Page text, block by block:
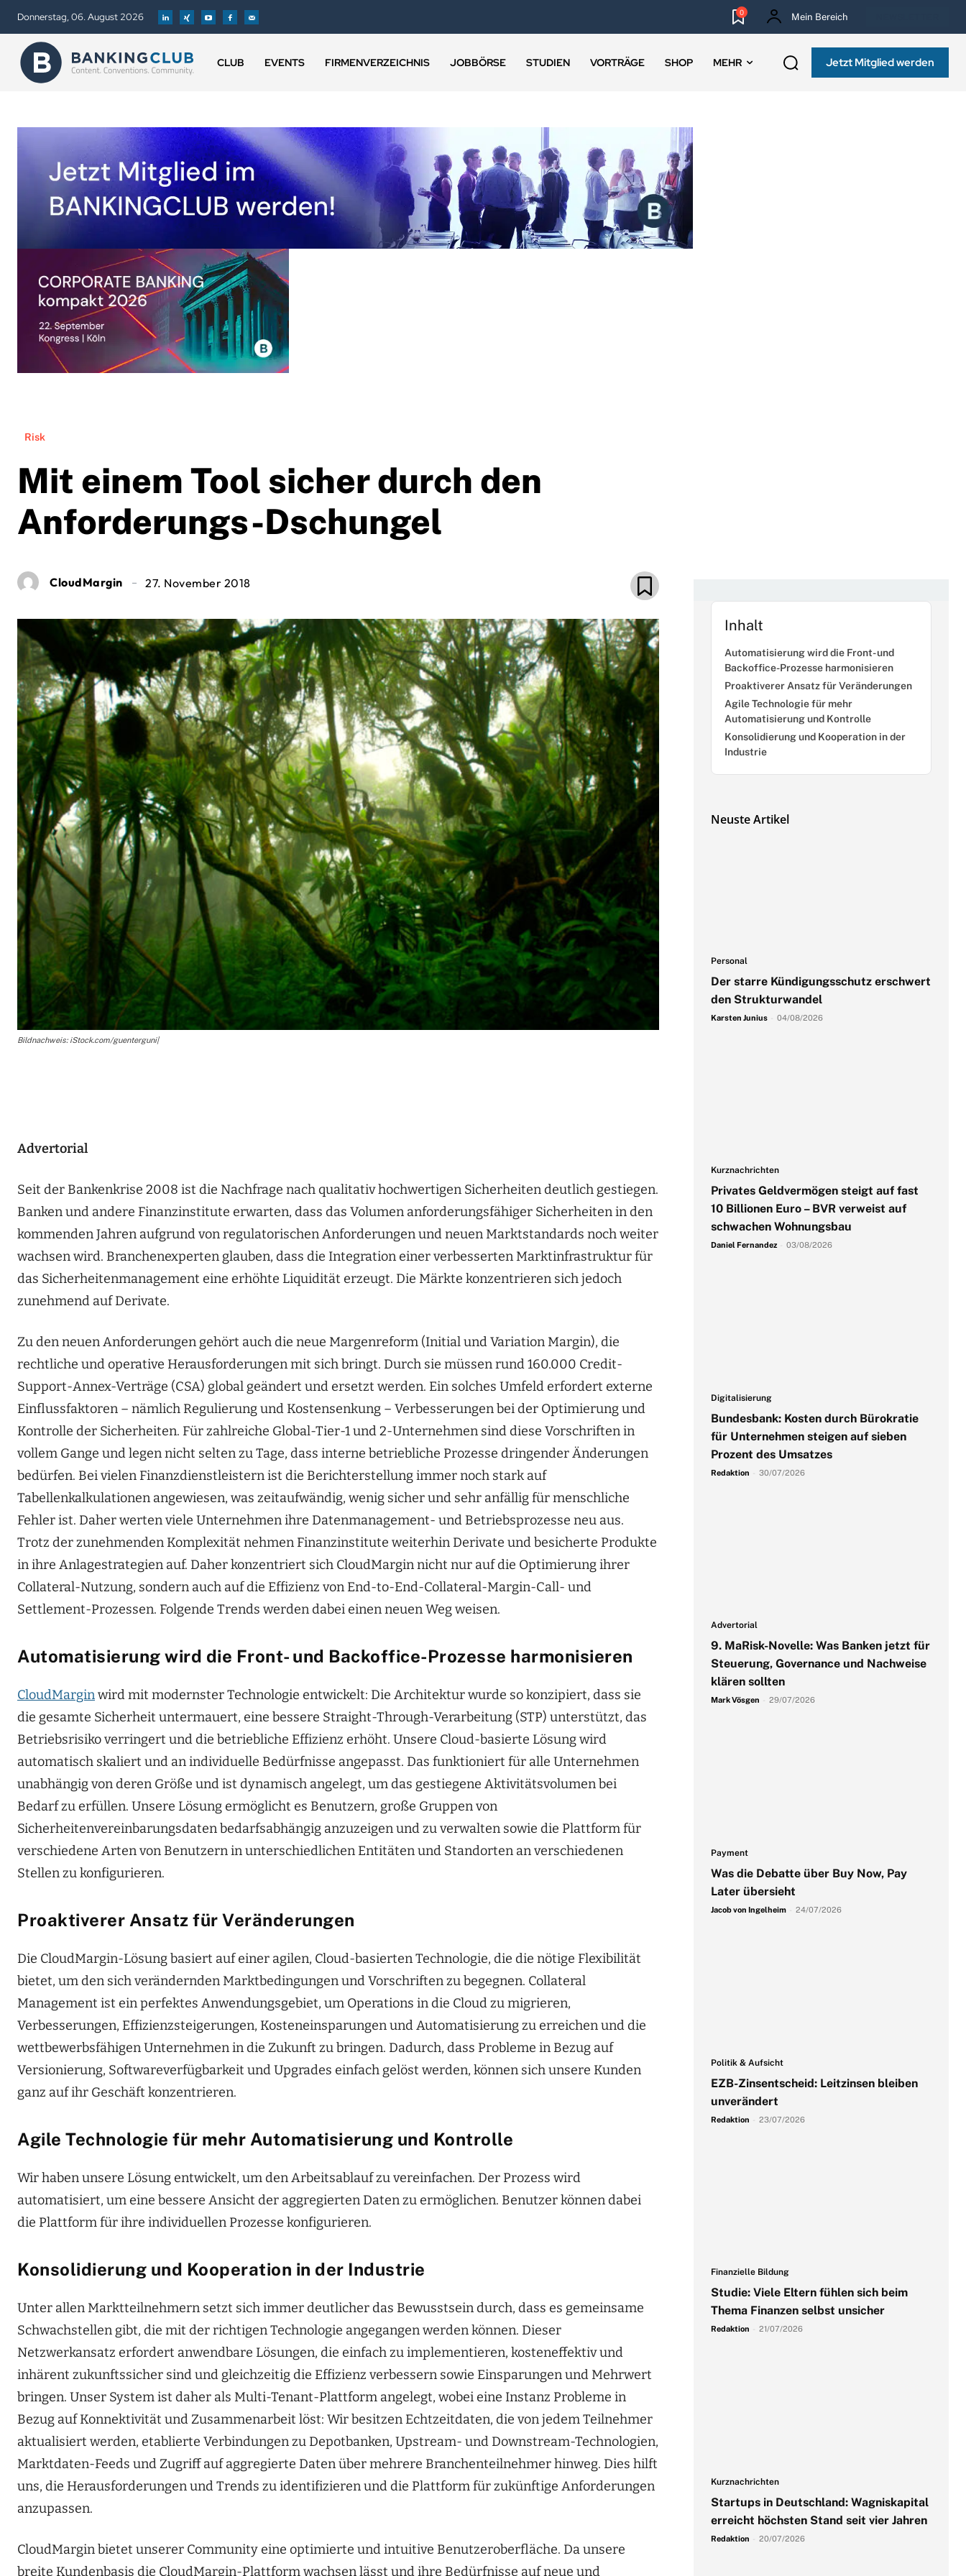
Donnerstag, 06. August 2026 0 Mein Bereich
CLUB EVENTS FIRMENVERZEICHNIS JOBBÖRSE STUDIEN VORTRÄGE SHOP MEHR Jetzt Mitglied werden
Risk
Mit einem Tool sicher durch den
Anforderungs-Dschungel
CloudMargin 27. November 2018
Bildnachweis: iStock.com/guenterguni|
Advertorial
Seit der Bankenkrise 2008 ist die Nachfrage nach qualitativ hochwertigen Sicherheiten deutlich gestiegen.
Banken und andere Finanzinstitute erwarten, dass das Volumen anforderungsfähiger Sicherheiten in den
kommenden Jahren aufgrund von regulatorischen Anforderungen und neuen Marktstandards noch weiter
wachsen wird. Branchenexperten glauben, dass die Integration einer verbesserten Marktinfrastruktur für
das Sicherheitenmanagement eine erhöhte Liquidität erzeugt. Die Märkte konzentrieren sich jedoch
zunehmend auf Derivate.
Zu den neuen Anforderungen gehört auch die neue Margenreform (Initial und Variation Margin), die
rechtliche und operative Herausforderungen mit sich bringt. Durch sie müssen rund 160.000 Credit-
Support-Annex-Verträge (CSA) global geändert und ersetzt werden. Ein solches Umfeld erfordert externe
Einflussfaktoren – nämlich Regulierung und Kostensenkung – Verbesserungen bei der Optimierung und
Kontrolle der Sicherheiten. Für zahlreiche Global-Tier-1 und 2-Unternehmen sind diese Vorschriften in
vollem Gange und legen nicht selten zu Tage, dass interne betriebliche Prozesse dringender Änderungen
bedürfen. Bei vielen Finanzdienstleistern ist die Berichterstellung immer noch stark auf
Tabellenkalkulationen angewiesen, was zeitaufwändig, wenig sicher und sehr anfällig für menschliche
Fehler ist. Daher werten viele Unternehmen ihre Datenmanagement- und Betriebsprozesse neu aus.
Trotz der zunehmenden Komplexität nehmen Finanzinstitute weiterhin Derivate und besicherte Produkte
in ihre Anlagestrategien auf. Daher konzentriert sich CloudMargin nicht nur auf die Optimierung ihrer
Collateral-Nutzung, sondern auch auf die Effizienz von End-to-End-Collateral-Margin-Call- und
Settlement-Prozessen. Folgende Trends werden dabei einen neuen Weg weisen.
Automatisierung wird die Front- und Backoffice-Prozesse harmonisieren
CloudMarginwird mit modernster Technologie entwickelt: Die Architektur wurde so konzipiert, dass sie
die gesamte Sicherheit untermauert, eine bessere Straight-Through-Verarbeitung (STP) unterstützt, das
Betriebsrisiko verringert und die betriebliche Effizienz erhöht. Unsere Cloud-basierte Lösung wird
automatisch skaliert und an individuelle Bedürfnisse angepasst. Das funktioniert für alle Unternehmen
unabhängig von deren Größe und ist dynamisch angelegt, um das gestiegene Aktivitätsvolumen bei
Bedarf zu erfüllen. Unsere Lösung ermöglicht es Benutzern, große Gruppen von
Sicherheitenvereinbarungsdaten bedarfsabhängig anzuzeigen und zu verwalten sowie die Plattform für
verschiedene Arten von Benutzern in unterschiedlichen Entitäten und Standorten an verschiedenen
Stellen zu konfigurieren.
Proaktiverer Ansatz für Veränderungen
Die CloudMargin-Lösung basiert auf einer agilen, Cloud-basierten Technologie, die die nötige Flexibilität
bietet, um den sich verändernden Marktbedingungen und Vorschriften zu begegnen. Collateral
Management ist ein perfektes Anwendungsgebiet, um Operations in die Cloud zu migrieren,
Verbesserungen, Effizienzsteigerungen, Kosteneinsparungen und Automatisierung zu erreichen und die
wettbewerbsfähigen Unternehmen in die Zukunft zu bringen. Dadurch, dass Probleme in Bezug auf
Versionierung, Softwareverfügbarkeit und Upgrades einfach gelöst werden, können sich unsere Kunden
ganz auf ihr Geschäft konzentrieren.
Agile Technologie für mehr Automatisierung und Kontrolle
Wir haben unsere Lösung entwickelt, um den Arbeitsablauf zu vereinfachen. Der Prozess wird
automatisiert, um eine bessere Ansicht der aggregierten Daten zu ermöglichen. Benutzer können dabei
die Plattform für ihre individuellen Prozesse konfigurieren.
Konsolidierung und Kooperation in der Industrie
Unter allen Marktteilnehmern setzt sich immer deutlicher das Bewusstsein durch, dass es gemeinsame
Schwachstellen gibt, die mit der richtigen Technologie angegangen werden können. Dieser
Netzwerkansatz erfordert anwendbare Lösungen, die einfach zu implementieren, kosteneffektiv und
inhärent zukunftssicher sind und gleichzeitig die Effizienz verbessern sowie Einsparungen und Mehrwert
bringen. Unser System ist daher als Multi-Tenant-Plattform angelegt, wobei eine Instanz Probleme in
Bezug auf Konnektivität und Zusammenarbeit löst: Wir besitzen Echtzeitdaten, die von jedem Teilnehmer
aktualisiert werden, etablierte Verbindungen zu Depotbanken, Upstream- und Downstream-Technologien,
Marktdaten-Feeds und Zugriff auf aggregierte Daten über mehrere Branchenteilnehmer hinweg. Dies hilft
uns, die Herausforderungen und Trends zu identifizieren und die Plattform für zukünftige Anforderungen
anzupassen.
CloudMargin bietet unserer Community eine optimierte und intuitive Benutzeroberfläche. Da unsere
breite Kundenbasis die CloudMargin-Plattform wachsen lässt und ihre Bedürfnisse auf neue und
Inhalt
Automatisierung wird die Front- und
Backoffice-Prozesse harmonisieren
Proaktiverer Ansatz für Veränderungen
Agile Technologie für mehr
Automatisierung und Kontrolle
Konsolidierung und Kooperation in der
Industrie
Neuste Artikel
Personal
Der starre Kündigungsschutz erschwert
den Strukturwandel
Karsten Junius 04/08/2026
Kurznachrichten
Privates Geldvermögen steigt auf fast
10 Billionen Euro – BVR verweist auf
schwachen Wohnungsbau
Daniel Fernandez 03/08/2026
Digitalisierung
Bundesbank: Kosten durch Bürokratie
für Unternehmen steigen auf sieben
Prozent des Umsatzes
Redaktion 30/07/2026
Advertorial
9. MaRisk-Novelle: Was Banken jetzt für
Steuerung, Governance und Nachweise
klären sollten
Mark Vösgen 29/07/2026
Payment
Was die Debatte über Buy Now, Pay
Later übersieht
Jacob von Ingelheim 24/07/2026
Politik & Aufsicht
EZB-Zinsentscheid: Leitzinsen bleiben
unverändert
Redaktion 23/07/2026
Finanzielle Bildung
Studie: Viele Eltern fühlen sich beim
Thema Finanzen selbst unsicher
Redaktion 21/07/2026
Kurznachrichten
Startups in Deutschland: Wagniskapital
erreicht höchsten Stand seit vier Jahren
Redaktion 20/07/2026